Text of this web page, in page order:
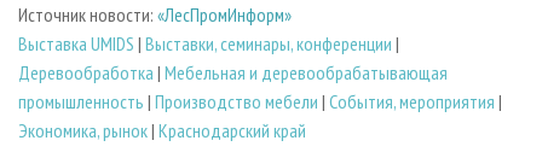
Источник новости: «ЛесПромИнформ»
Выставка UMIDS | Выставки, семинары, конференции |
Деревообработка | Мебельная и деревообрабатывающая
промышленность | Производство мебели | События, мероприятия |
Экономика, рынок| Краснодарский край